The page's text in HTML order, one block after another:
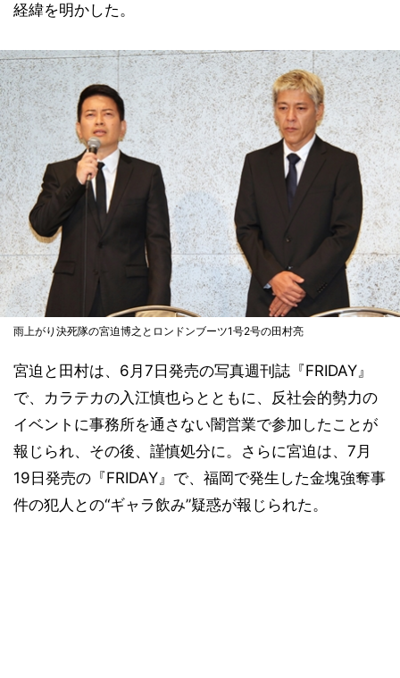
経緯を明かした。
雨上がり決死隊の宮迫博之とロンドンブーツ1号2号の田村亮
宮迫と田村は、6月7日発売の写真週刊誌『FRIDAY』
で、カラテカの入江慎也らとともに、反社会的勢力の
イベントに事務所を通さない闇営業で参加したことが
報じられ、その後、謹慎処分に。さらに宮迫は、7月
19日発売の『FRIDAY』で、福岡で発生した金塊強奪事
件の犯人との“ギャラ飲み”疑惑が報じられた。